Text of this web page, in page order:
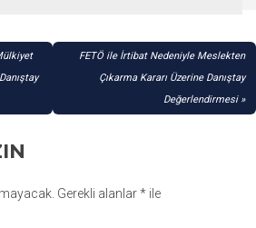
FETÖ ile İrtibat Nedeniyle Meslekten
Çıkarma Kararı Üzerine Danıştay
Değerlendirmesi
Gerekli alanlar* ile